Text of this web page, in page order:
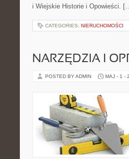
i Wiejskie Historie i Opowieści.
CATEGORIES: NIERUCHOMOŚCI
NARZĘDZIA I
POSTED BY ADMIN MAJ - 1 -